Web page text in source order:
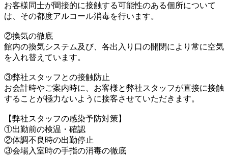
お客様同士が間接的に接触する可能性のある個所について
は、その都度アルコール消毒を行います。
②換気の徹底
館内の換気システム及び、各出入り口の開閉により常に空気
を入れ替えています。
③弊社スタッフとの接触防止
お会計時やご案内時に、お客様と弊社スタッフが直接に接触
することが極力ないように接客させていただきます。
【弊社スタッフの感染予防対策】
①出勤前の検温・確認
②体調不良時の出勤停止
③会場入室時の手指の消毒の徹底